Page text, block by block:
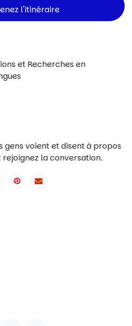
l'itinéraire
et Recherches en
gens voient et disent à propos
la conversation.